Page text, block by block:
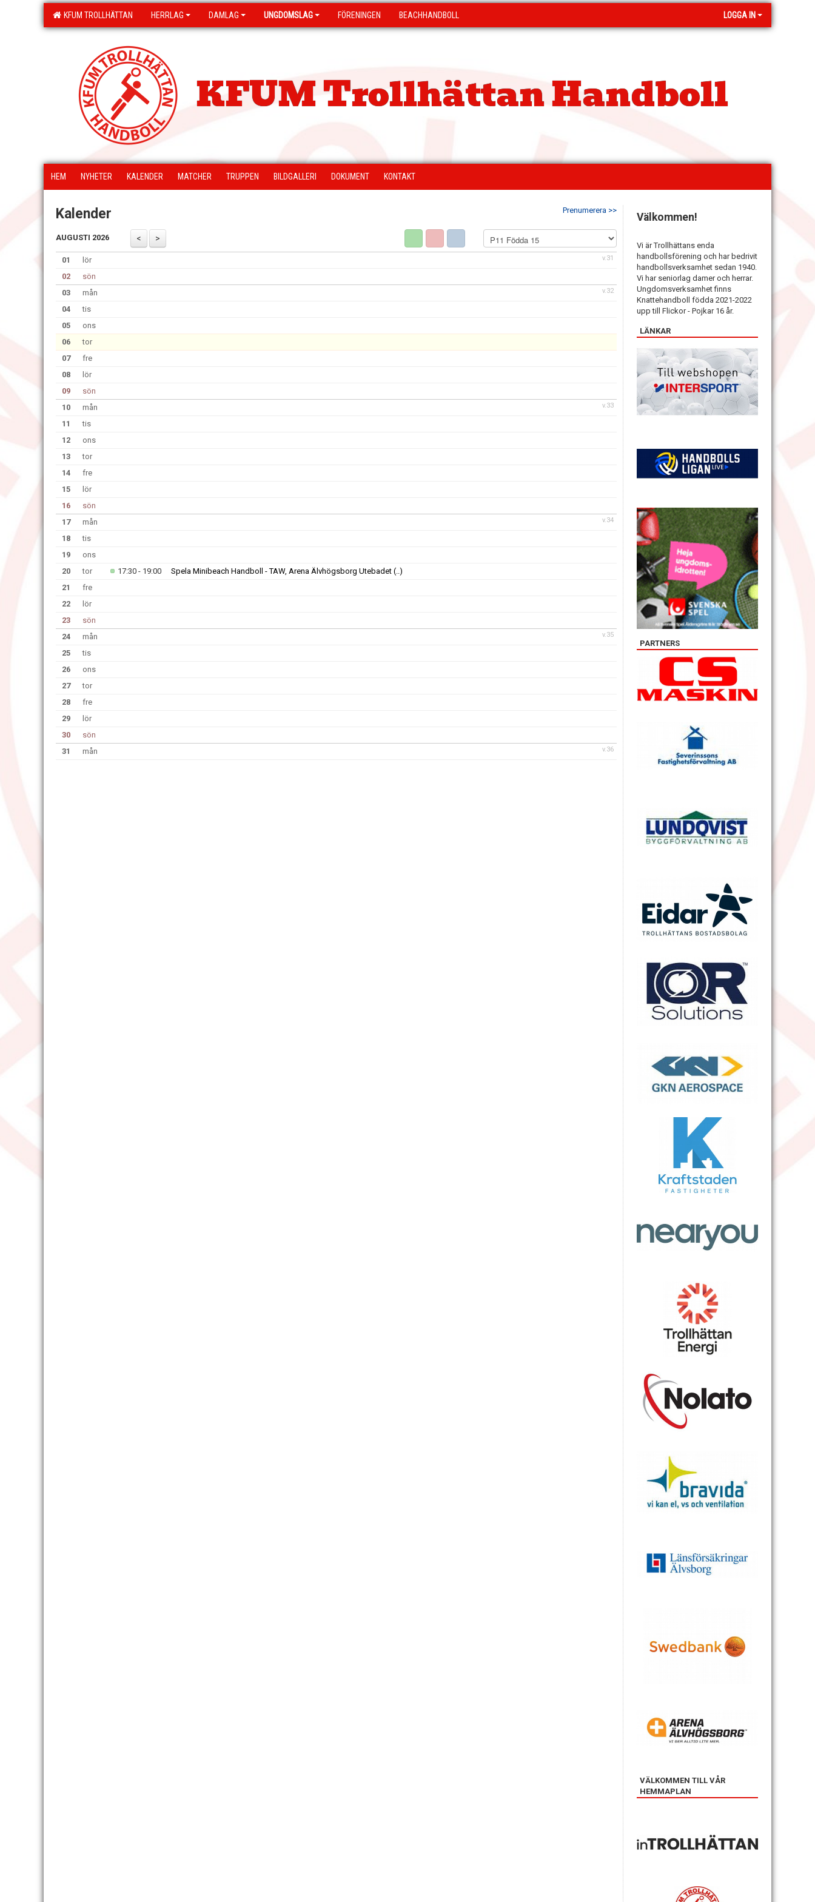
KFUM TROLLHÄTTAN HERRLAG DAMLAG UNGDOMSLAG FÖRENINGEN BEACHHANDBOLL LOGGA IN
KFUM Trollhättan Handboll
HEM NYHETER KALENDER MATCHER TRUPPEN BILDGALLERI DOKUMENT KONTAKT
Prenumerera >>
Kalender
AUGUSTI 2026
v.31
01
lör
02
sön
v.32
03
mån
04
tis
05
ons
06
tor
07
fre
08
lör
09
sön
v.33
10
mån
11
tis
12
ons
13
tor
14
fre
15
lör
16
sön
v.34
17
mån
18
tis
19
ons
20
tor 17:30 - 19:00 Spela Minibeach Handboll - TAW, Arena Älvhögsborg Utebadet (..)
21
fre
22
lör
23
sön
v.35
24
mån
25
tis
26
ons
27
tor
28
fre
29
lör
30
sön
v.36
31 mån
Välkommen!
Vi är Trollhättans enda
handbollsförening och har bedrivit
handbollsverksamhet sedan 1940.
Vi har seniorlag damer och herrar.
Ungdomsverksamhet finns
Knattehandboll födda 2021-2022
upp till Flickor - Pojkar 16 år.
LÄNKAR
PARTNERS
VÄLKOMMEN TILL VÅR
HEMMAPLAN